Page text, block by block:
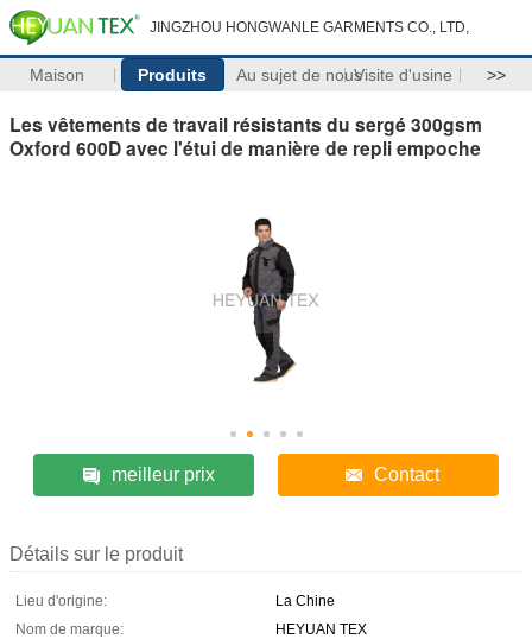
JINGZHOU HONGWANLE GARMENTS CO., LTD,
Maison Produits Au sujet de nousVisite d'usine >>
Les vêtements de travail résistants du sergé 300gsm
Oxford 600D avec l'étui de manière de repli empoche
meilleur prix Contact
Détails sur le produit
Lieu d'origine:
La Chine
Nom de marque:
HEYUAN TEX